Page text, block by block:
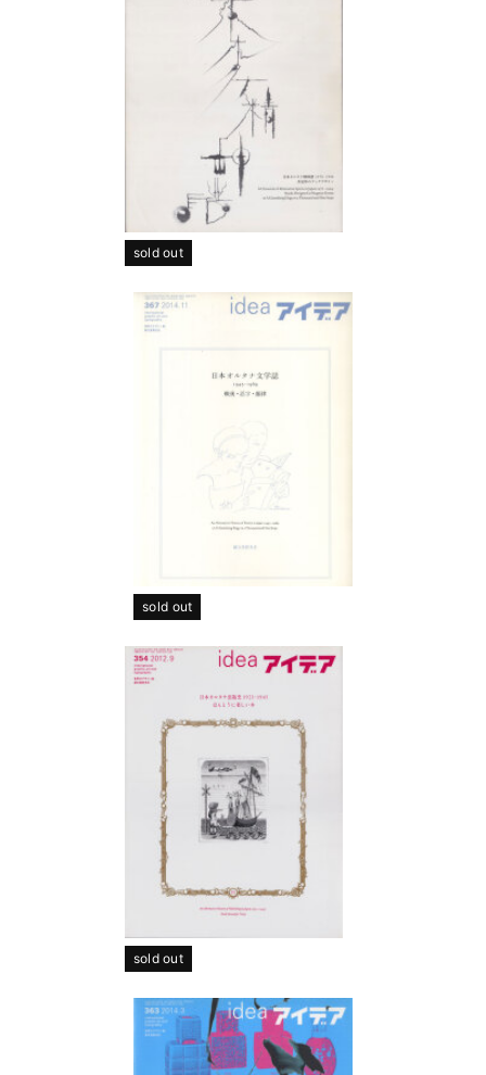
sold out
sold out
sold out